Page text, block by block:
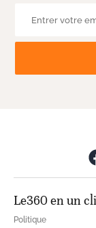
Le360 en un
Politique